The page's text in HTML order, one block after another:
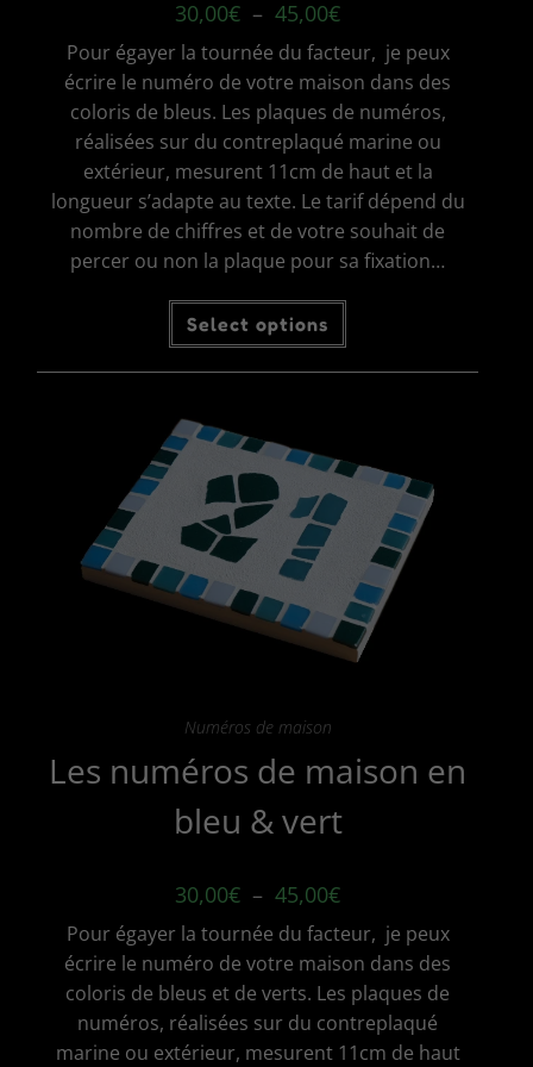
30,00€ – 45,00€Plage
de
30,00€
à
45,00€
Pour égayer la tournée du facteur, je peux
écrire le numéro de votre maison dans des
coloris de bleus. Les plaques de numéros,
réalisées sur du contreplaqué marine ou
extérieur, mesurent 11cm de haut et la
longueur s’adapte au texte. Le tarif dépend du
nombre de chiffres et de votre souhait de
percer ou non la plaque pour sa fixation…
Select options
Ce
variations.
sur
page
produit
Numéros de maison
Les numéros de maison en
bleu & vert
30,00€ – 45,00€Plage
de
30,00€
à
45,00€
Pour égayer la tournée du facteur, je peux
écrire le numéro de votre maison dans des
coloris de bleus et de verts. Les plaques de
numéros, réalisées sur du contreplaqué
marine ou extérieur, mesurent 11cm de haut